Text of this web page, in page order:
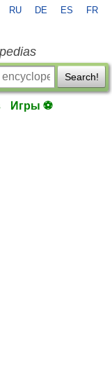
RU DE ES FR
Search!
Игры ⚽